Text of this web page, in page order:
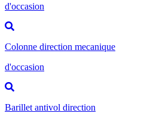
d'occasion
Colonne direction mecanique
d'occasion
Barillet antivol direction